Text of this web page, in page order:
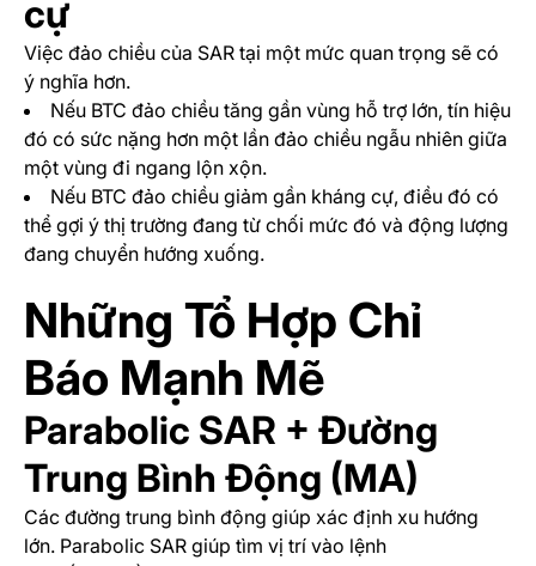
cự
Việc đảo chiều của SAR tại một mức quan trọng sẽ có
ý nghĩa hơn.
Nếu BTC đảo chiều tăng gần vùng hỗ trợ lớn, tín hiệu
đó có sức nặng hơn một lần đảo chiều ngẫu nhiên giữa
một vùng đi ngang lộn xộn.
Nếu BTC đảo chiều giảm gần kháng cự, điều đó có
thể gợi ý thị trường đang từ chối mức đó và động lượng
đang chuyển hướng xuống.
Những Tổ Hợp Chỉ
Báo Mạnh Mẽ
Parabolic SAR + Đường
Trung Bình Động (MA)
Các đường trung bình động giúp xác định xu hướng
lớn. Parabolic SAR giúp tìm vị trí vào lệnh